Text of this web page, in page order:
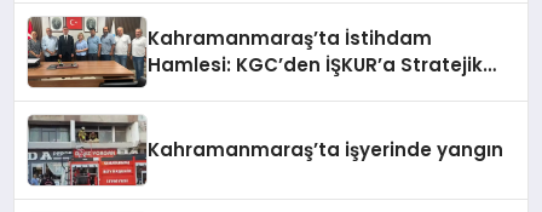
Kahramanmaraş’ta İstihdam
Hamlesi: KGC’den İŞKUR’a Stratejik
Kahramanmaraş’ta işyerinde yangın